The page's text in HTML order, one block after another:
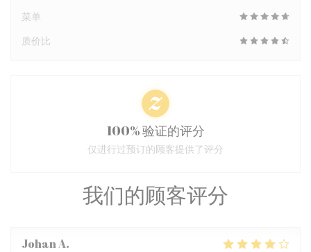
我们的顾客评分
JohanA
菜单
质价比
100% 验证的评分
仅进行过预订的顾客提供了评分